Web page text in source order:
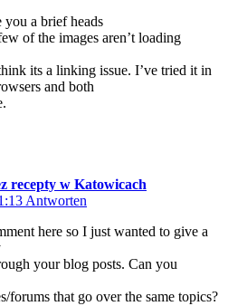
a brief heads
of the images aren’t loading
its a linking issue. I’ve tried it in
and both
recepty w Katowicach
Antworten
here so I just wanted to give a
your blog posts. Can you
forums that go over the same topics?